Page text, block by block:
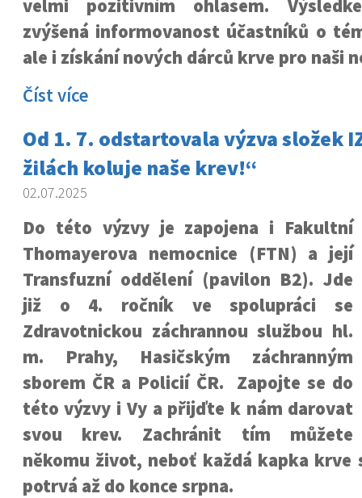
velmi pozitivním ohlasem.
zvýšená informovanost účastníků o
ale i získání nových dárců krve pro naši
Číst více
Od 1. 7. odstartovala výzva složek
žilách koluje naše krev!“
02.07.2025
Do této výzvy je zapojena i Fakultní
Thomayerova nemocnice (FTN) a její
Transfuzní oddělení (pavilon B2). Jde
již o 4. ročník ve spolupráci se
Zdravotnickou záchrannou službou hl.
m. Prahy, Hasičským záchranným
sborem ČR a Policií ČR. Zapojte se do
této výzvy i Vy a přijďte k nám darovat
svou krev. Zachránit tím můžete
někomu život, neboť každá kapka krve
potrvá až do konce srpna.